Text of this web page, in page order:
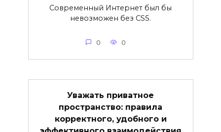
Современный Интернет был бы
невозможен без CSS.
0 0
Уважать приватное
пространство: правила
корректного, удобного и